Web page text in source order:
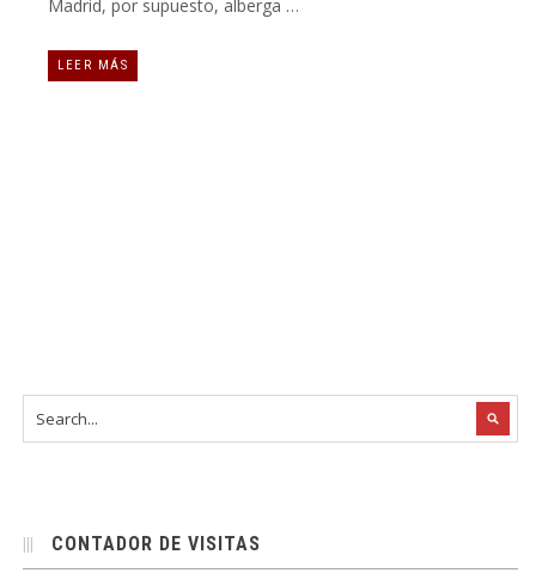
Madrid, por supuesto, alberga …
LEER MÁS
CONTADOR DE VISITAS